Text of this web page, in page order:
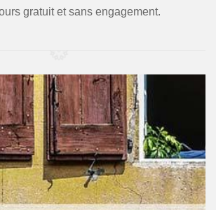
gratuit et sans engagement.